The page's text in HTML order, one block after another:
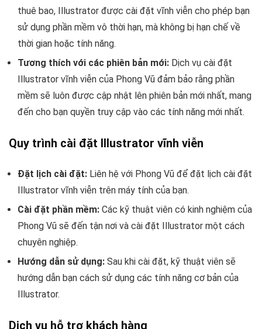
thuê bao, Illustrator được cài đặt vĩnh viễn cho phép bạn
sử dụng phần mềm vô thời hạn, mà không bị hạn chế về
thời gian hoặc tính năng.
Tương thích với các phiên bản mới: Dịch vụ cài đặt
Illustrator vĩnh viễn của Phong Vũ đảm bảo rằng phần
mềm sẽ luôn được cập nhật lên phiên bản mới nhất, mang
đến cho bạn quyền truy cập vào các tính năng mới nhất.
Quy trình cài đặt Illustrator vĩnh viễn
Đặt lịch cài đặt: Liên hệ với Phong Vũ để đặt lịch cài đặt
Illustrator vĩnh viễn trên máy tính của bạn.
Cài đặt phần mềm: Các kỹ thuật viên có kinh nghiệm của
Phong Vũ sẽ đến tận nơi và cài đặt Illustrator một cách
chuyên nghiệp.
Hướng dẫn sử dụng: Sau khi cài đặt, kỹ thuật viên sẽ
hướng dẫn bạn cách sử dụng các tính năng cơ bản của
Illustrator.
Dịch vụ hỗ trợ khách hàng